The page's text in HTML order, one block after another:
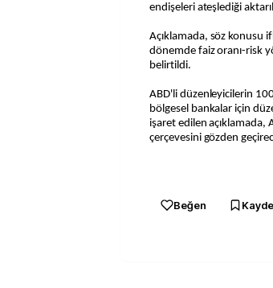
endişeleri ateşlediği
Açıklamada, söz konusu
dönemde faiz oranı-risk
belirtildi.
ABD'li düzenleyicilerin
bölgesel bankalar için
işaret edilen açıklamada,
çerçevesini gözden
Beğen